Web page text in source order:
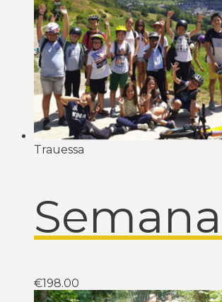
Trauessa
€198.00